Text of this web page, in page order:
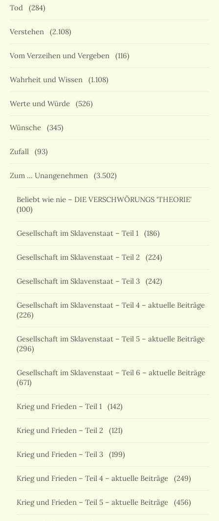
Tod (284)
Verstehen (2.108)
Vom Verzeihen und Vergeben (116)
Wahrheit und Wissen (1.108)
Werte und Würde (526)
Wünsche (345)
Zufall (93)
Zum … Unangenehmen (3.502)
Beliebt wie nie – DIE VERSCHWÖRUNGS 'THEORIE'
(100)
Gesellschaft im Sklavenstaat – Teil 1 (186)
Gesellschaft im Sklavenstaat – Teil 2 (224)
Gesellschaft im Sklavenstaat – Teil 3 (242)
Gesellschaft im Sklavenstaat – Teil 4 – aktuelle Beiträge
(226)
Gesellschaft im Sklavenstaat – Teil 5 – aktuelle Beiträge
(296)
Gesellschaft im Sklavenstaat – Teil 6 – aktuelle Beiträge
(671)
Krieg und Frieden – Teil 1 (142)
Krieg und Frieden – Teil 2 (121)
Krieg und Frieden – Teil 3 (199)
Krieg und Frieden – Teil 4 – aktuelle Beiträge (249)
Krieg und Frieden – Teil 5 – aktuelle Beiträge (456)